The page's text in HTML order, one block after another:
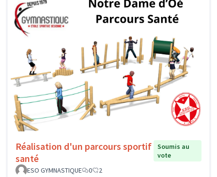
Réalisation d'un parcours sportif
santé
Soumis au
vote
ESO GYMNASTIQUE
0 2